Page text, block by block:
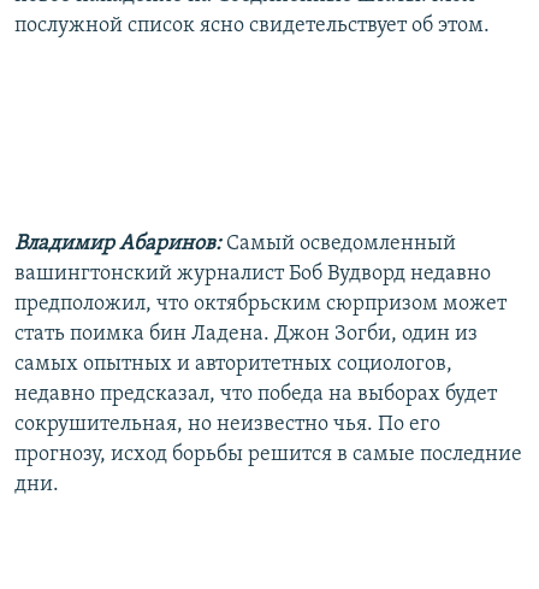
послужной список ясно свидетельствует об этом.
Владимир Абаринов: Самый осведомленный
вашингтонский журналист Боб Вудворд недавно
предположил, что октябрьским сюрпризом может
стать поимка бин Ладена. Джон Зогби, один из
самых опытных и авторитетных социологов,
недавно предсказал, что победа на выборах будет
сокрушительная, но неизвестно чья. По его
прогнозу, исход борьбы решится в самые последние
дни.